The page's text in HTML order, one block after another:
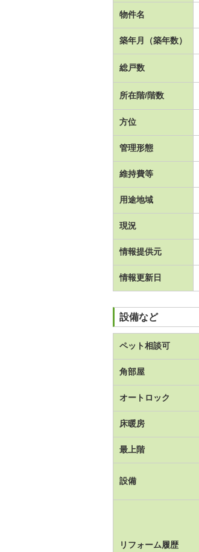
物件名
築年月（築年数）
総戸数
所在階/階数
方位
管理形態
維持費等
用途地域
現況
情報提供元
情報更新日
設備など
ペット相談可
角部屋
オートロック
床暖房
最上階
設備
リフォーム履歴